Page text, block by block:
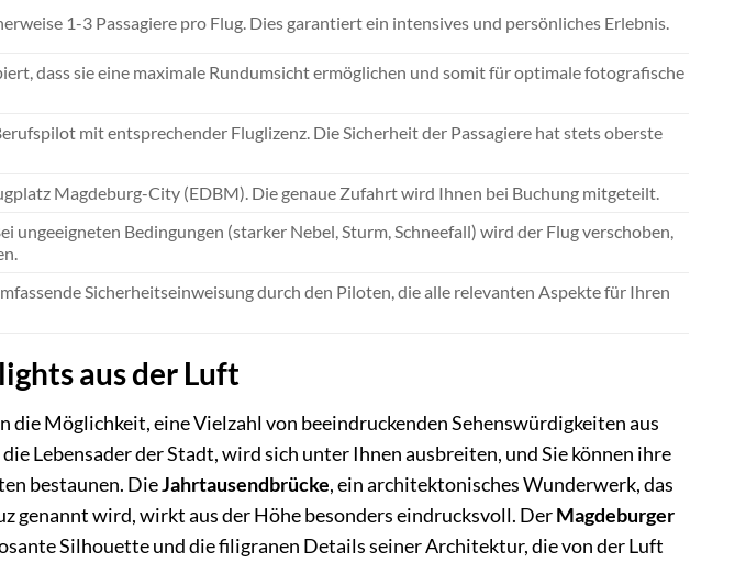
1-3 Passagiere pro Flug. Dies garantiert ein intensives und persönliches Erlebnis.
dass sie eine maximale Rundumsicht ermöglichen und somit für optimale fotografische
mit entsprechender Fluglizenz. Die Sicherheit der Passagiere hat stets oberste
Magdeburg-City (EDBM). Die genaue Zufahrt wird Ihnen bei Buchung mitgeteilt.
ungeeigneten Bedingungen (starker Nebel, Sturm, Schneefall) wird der Flug verschoben,
Sicherheitseinweisung durch den Piloten, die alle relevanten Aspekte für Ihren
aus der Luft
Möglichkeit, eine Vielzahl von beeindruckenden Sehenswürdigkeiten aus
die Lebensader der Stadt, wird sich unter Ihnen ausbreiten, und Sie können ihre
bestaunen. DieJahrtausendbrücke, ein architektonisches Wunderwerk, das
genannt wird, wirkt aus der Höhe besonders eindrucksvoll. DerMagdeburger
Silhouette und die filigranen Details seiner Architektur, die von der Luft